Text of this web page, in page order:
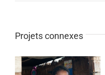
Projets connexes